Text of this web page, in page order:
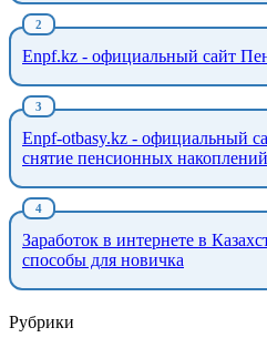
Enpf.kz - официальный сайт
Enpf-otbasy.kz - официальный
снятие пенсионных накоплений
Заработок в интернете в
способы для новичка
Рубрики